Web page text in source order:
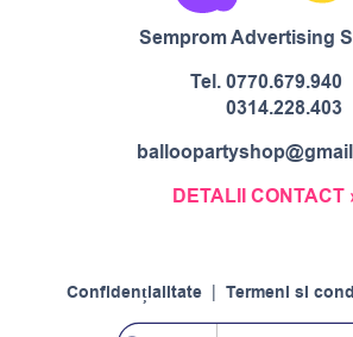
Semprom Advertising
Tel.0770.679.940
0314.228.403
DETALII CONTACT
Confidențialitate Termeni si